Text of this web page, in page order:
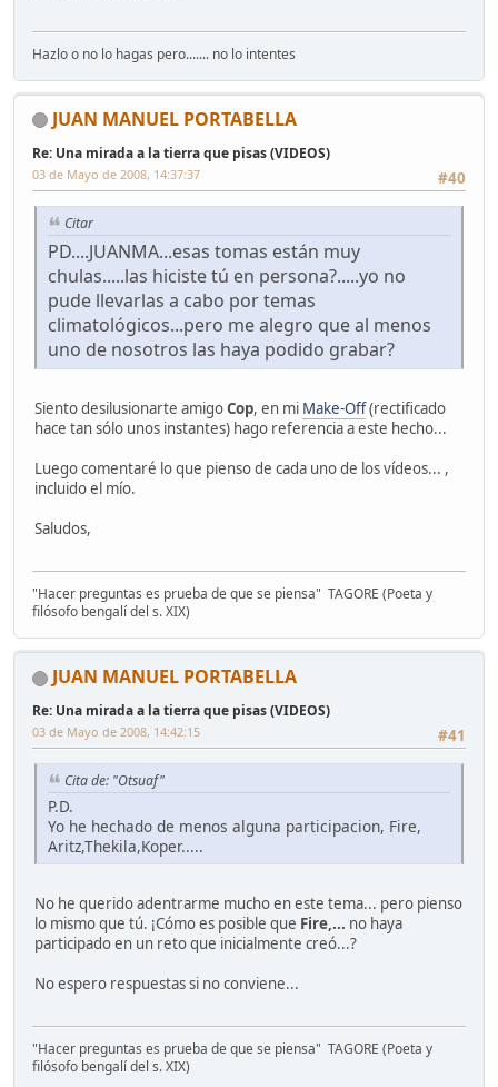
Hazlo o no lo hagas pero....... no lo intentes
JUAN MANUEL PORTABELLA
Re: Una mirada a la tierra que pisas (VIDEOS)
#40
03 de Mayo de 2008, 14:37:37
Citar
PD....JUANMA...esas tomas están muy
chulas.....las hiciste tú en persona?.....yo no
pude llevarlas a cabo por temas
climatológicos...pero me alegro que al menos
uno de nosotros las haya podido grabar?
Siento desilusionarte amigoCop, en mi Make-Off(rectificado
hace tan sólo unos instantes) hago referencia a este hecho...
Luego comentaré lo que pienso de cada uno de los vídeos... ,
incluido el mío.
Saludos,
"Hacer preguntas es prueba de que se piensa" TAGORE (Poeta y
filósofo bengalí del s. XIX)
JUAN MANUEL PORTABELLA
Re: Una mirada a la tierra que pisas (VIDEOS)
#41
03 de Mayo de 2008, 14:42:15
Cita de: "Otsuaf"
P.D.
Yo he hechado de menos alguna participacion, Fire,
Aritz,Thekila,Koper.....
No he querido adentrarme mucho en este tema... pero pienso
lo mismo que tú. ¡Cómo es posible que Fire,... no haya
participado en un reto que inicialmente creó...?
No espero respuestas si no conviene...
"Hacer preguntas es prueba de que se piensa" TAGORE (Poeta y
filósofo bengalí del s. XIX)